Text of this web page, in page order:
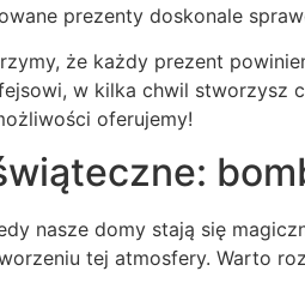
prezenty doskonale
że każdy prezent
w kilka chwil stworzysz
oferujemy!
nasze domy stają się
tej atmosfery. Warto